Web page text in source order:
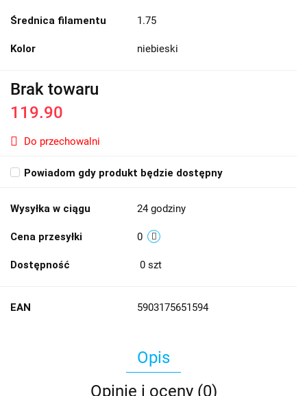
Średnica filamentu 1.75
Kolor niebieski
Brak towaru
119.90
Do przechowalni
Powiadom gdy produkt będzie dostępny
Wysyłka w ciągu 24 godziny
Cena przesyłki 0
Dostępność 0 szt
EAN 5903175651594
Opis
Opinie i oceny (0)